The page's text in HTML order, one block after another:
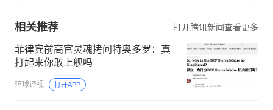
相关推荐 打开腾讯新闻查看更多
菲律宾前高官灵魂拷问特奥多罗：真
打起来你敢上舰吗
环球译视 打开APP